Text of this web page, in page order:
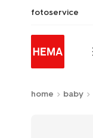
fotoservice
home baby